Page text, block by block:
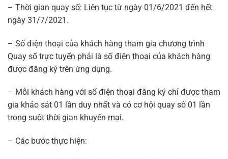
– Thời gian quay số: Liên tục từ ngày 01/6/2021 đến hết
ngày 31/7/2021.
– Số điện thoại của khách hàng tham gia chương trình
Quay số trực tuyến phải là số điện thoại của khách hàng
được đăng ký trên ứng dụng.
– Mỗi khách hàng với số điện thoại đăng ký chỉ được tham
gia khảo sát 01 lần duy nhất và có cơ hội quay số 01 lần
trong suốt thời gian khuyến mại.
– Các bước thực hiện: